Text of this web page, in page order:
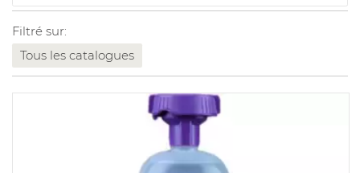
Filtré sur:
Tous les catalogues